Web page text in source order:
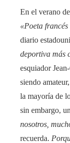
En el verano
«Poeta
diario
deportiva más
esquiador
siendo
la mayoría de
sin embargo,
nosotros,
recuerda.